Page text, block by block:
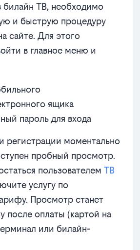
билайн ТВ, необходимо
и быструю процедуру
сайте. Для этого
в главное меню и
ящика
пароль для входа
регистрации моментально
пробный просмотр.
пользователем ТВ
услугу по
Просмотр станет
после оплаты (картой на
или билайн-